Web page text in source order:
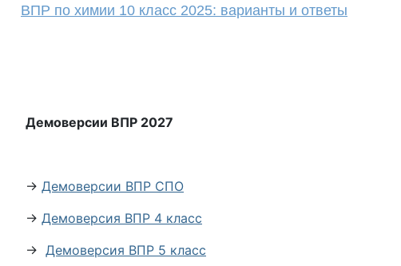
ВПР по химии 10 класс 2025: варианты и ответы
Демоверсии ВПР 2027
→ Демоверсии ВПР СПО
→ Демоверсия ВПР 4 класс
→ Демоверсия ВПР 5 класс